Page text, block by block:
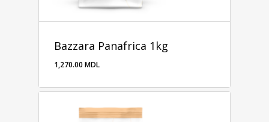
Bazzara Panafrica 1kg
1,270.00 MDL